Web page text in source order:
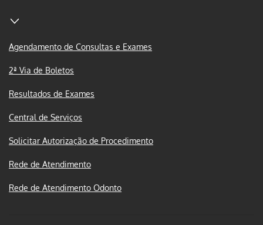
Agendamento de Consultas e Exames
2ª Via de Boletos
Resultados de Exames
Central de Serviços
Solicitar Autorização de Procedimento
Rede de Atendimento
Rede de Atendimento Odonto